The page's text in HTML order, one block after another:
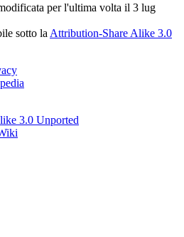
per l'ultima volta il 3 lug
sotto la Attribution-Share Alike 3.0